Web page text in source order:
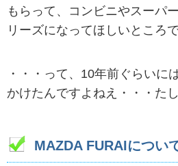
もらって、コンビニやスーパ
リーズになってほしいところで
・・・って、10年前ぐらいに
かけたんですよねえ・・・たし
MAZDA FURAIについ